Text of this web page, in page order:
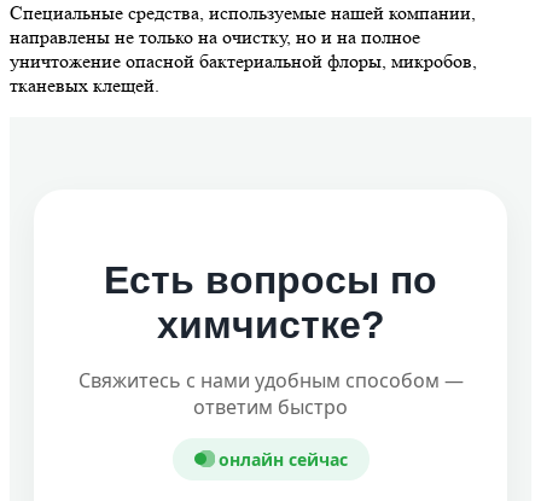
Специальные средства, используемые нашей компании,
направлены не только на очистку, но и на полное
уничтожение опасной бактериальной флоры, микробов,
тканевых клещей.
Есть вопросы по
химчистке?
Свяжитесь с нами удобным способом —
ответим быстро
онлайн сейчас